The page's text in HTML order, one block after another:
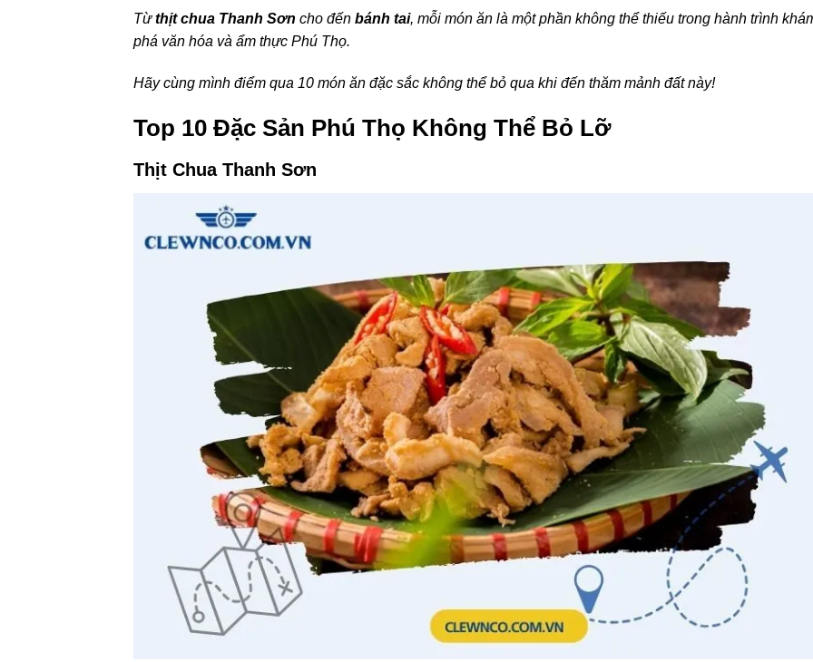
Từthịt chua Thanh Sơn cho đến bánh tai, mỗi món ăn là một phần không thể thiếu trong hành trình
phá văn hóa và ẩm thực Phú Thọ.
Hãy cùng mình điểm qua 10 món ăn đặc sắc không thể bỏ qua khi đến thăm mảnh đất này!
Top 10 Đặc Sản Phú Thọ Không Thể Bỏ Lỡ
Thịt Chua Thanh Sơn